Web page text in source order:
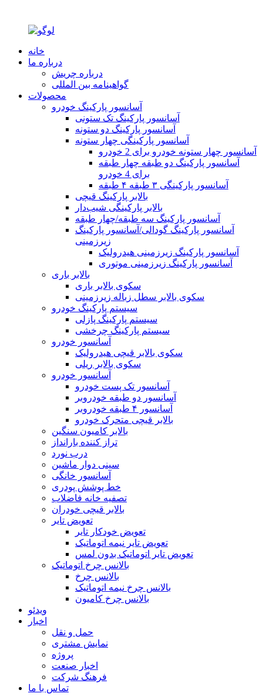
خانه
درباره ما
درباره چریش
گواهینامه بین المللی
محصولات
آسانسور پارکینگ خودرو
آسانسور پارکینگ تک ستونی
آسانسور پارکینگ دو ستونه
آسانسور پارکینگی چهار ستونه
آسانسور چهار ستونه خودرو برای 2 خودرو
آسانسور پارکینگ دو طبقه چهار طبقه
برای 4 خودرو
آسانسور پارکینگی ۳ طبقه ۴ طبقه
بالابر پارکینگ قیچی
بالابر پارکینگی شیب‌دار
آسانسور پارکینگ سه طبقه/چهار طبقه
آسانسور پارکینگ گودالی/آسانسور پارکینگ
زیرزمینی
آسانسور پارکینگ زیرزمینی هیدرولیک
آسانسور پارکینگ زیرزمینی موتوری
بالابر باری
سکوی بالابر باری
سکوی بالابر سطل زباله زیرزمینی
سیستم پارکینگ خودرو
سیستم پارکینگ پازلی
سیستم پارکینگ چرخشی
آسانسور خودرو
سکوی بالابر قیچی هیدرولیک
سکوی بالابر ریلی
آسانسور خودرو
آسانسور تک پست خودرو
آسانسور دو طبقه خودروبر
آسانسور ۴ طبقه خودروبر
بالابر قیچی متحرک خودرو
بالابر کامیون سنگین
تراز کننده بارانداز
درب نورد
سینی دوار ماشین
آسانسور خانگی
خط پوشش پودری
تصفیه خانه فاضلاب
بالابر قیچی خودران
تعویض تایر
تعویض خودکار تایر
تعویض تایر نیمه اتوماتیک
تعویض تایر اتوماتیک بدون لمس
بالانس چرخ اتوماتیک
بالانس چرخ
بالانس چرخ نیمه اتوماتیک
بالانس چرخ کامیون
ویدئو
اخبار
حمل و نقل
نمایش مشتری
پروژه
اخبار صنعت
فرهنگ شرکت
تماس با ما